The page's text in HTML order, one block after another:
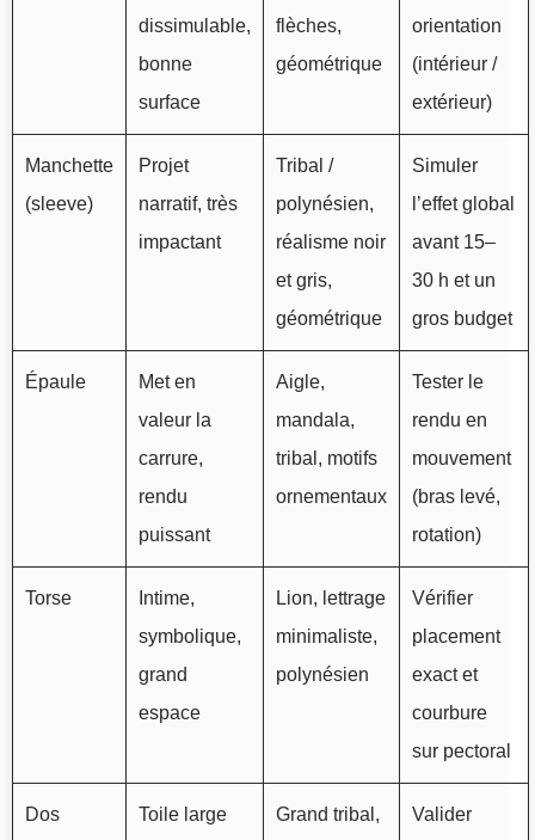
dissimulable,
bonne
surface
flèches,
géométrique
orientation
(intérieur /
extérieur)
Manchette
(sleeve)
Projet
narratif, très
impactant
Tribal /
polynésien,
réalisme noir
et gris,
géométrique
Simuler
l’effet global
avant 15–
30 h et un
gros budget
Épaule
Met en
valeur la
carrure,
rendu
puissant
Aigle,
mandala,
tribal, motifs
ornementaux
Tester le
rendu en
mouvement
(bras levé,
rotation)
Torse
Intime,
symbolique,
grand
espace
Lion, lettrage
minimaliste,
polynésien
Vérifier
placement
exact et
courbure
sur pectoral
Dos
Toile large
Grand tribal,
Valider